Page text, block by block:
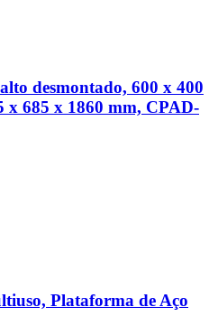
desmontado, 600 x 400
x 685 x 1860 mm, CPAD-
Plataforma de Aço